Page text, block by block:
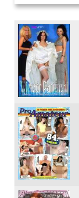
Office Slut Gangbang